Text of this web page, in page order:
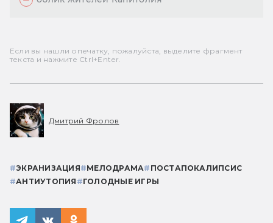
Если вы нашли опечатку, пожалуйста, выделите фрагмент
текста и нажмите Ctrl+Enter.
Дмитрий Фролов
#ЭКРАНИЗАЦИЯ#МЕЛОДРАМА# ПОСТАПОКАЛИПСИС
#АНТИУТОПИЯ #ГОЛОДНЫЕ ИГРЫ